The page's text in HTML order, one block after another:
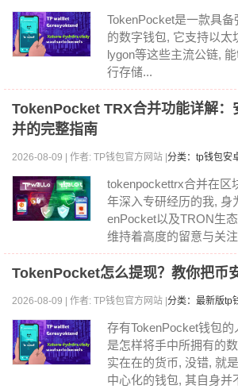
TokenPocket是一款具
的数字钱包, 它支持以太
lygon等这些主流公链,
行存储...
TokenPocket TRX合并功能详解：
并的完整指南
2026-08-09 | 作者: TP钱包官方网站 | 分类：tp钱包安
tokenpockettrx合并在区
年深入专研经历的我, 身
enPocket以及TRON生
维持着高度的留意与关
TokenPocket怎么提现？教你把币
2026-08-09 | 作者: TP钱包官方网站 | 分类：最新版tp
存有TokenPocket钱包
是怎样将手中所拥有的
实在在的货币, 没错, 就
中心化的钱包, 其自身并